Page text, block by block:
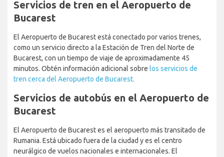
Servicios de tren en el Aeropuerto de
Bucarest
El Aeropuerto de Bucarest está conectado por varios trenes,
como un servicio directo a la Estación de Tren del Norte de
Bucarest, con un tiempo de viaje de aproximadamente 45
minutos. Obtén información adicional sobre los servicios de
tren cerca del Aeropuerto de Bucarest.
Servicios de autobús en el Aeropuerto de
Bucarest
El Aeropuerto de Bucarest es el aeropuerto más transitado de
Rumania. Está ubicado fuera de la ciudad y es el centro
neurálgico de vuelos nacionales e internacionales. El